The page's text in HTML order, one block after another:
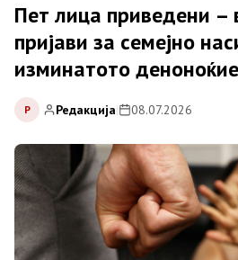
Пет лица приведени –
пријави за семејно
изминатото деноноќие
Р Редакција| 08.07.2026